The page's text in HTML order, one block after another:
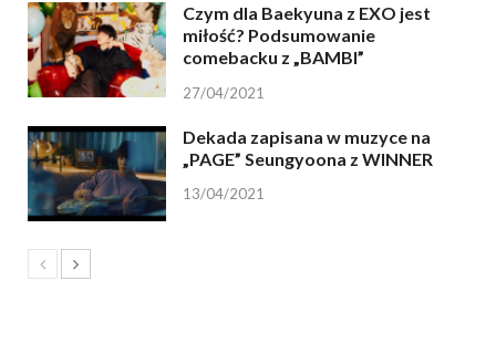
Czym dla Baekyuna z EXO jest
miłość? Podsumowanie
comebacku z „BAMBI”
27/04/2021
Dekada zapisana w muzyce na
„PAGE” Seungyoona z WINNER
13/04/2021